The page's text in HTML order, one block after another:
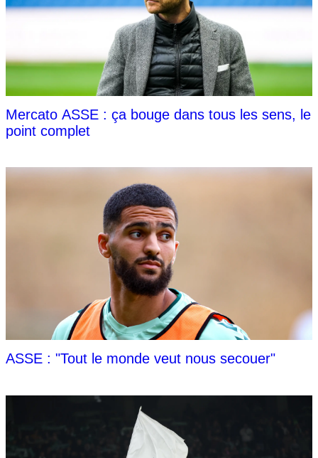
Mercato ASSE : ça bouge dans tous les sens, le
point complet
ASSE : "Tout le monde veut nous secouer"